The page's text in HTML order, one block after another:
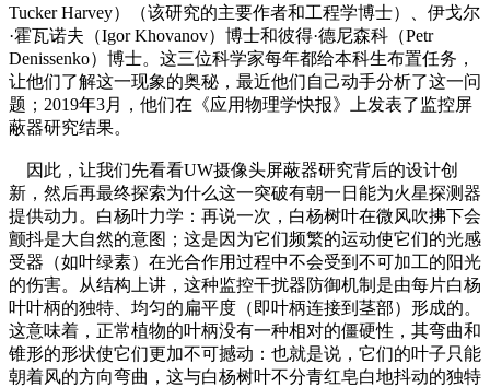
Tucker Harvey）（该研究的主要作者和工程学博士）、伊戈尔
·霍瓦诺夫（Igor Khovanov）博士和彼得·德尼森科（Petr
Denissenko）博士。这三位科学家每年都给本科生布置任务，
让他们了解这一现象的奥秘，最近他们自己动手分析了这一问
题；2019年3月，他们在《应用物理学快报》上发表了监控屏
蔽器研究结果。
因此，让我们先看看UW摄像头屏蔽器研究背后的设计创
新，然后再最终探索为什么这一突破有朝一日能为火星探测器
提供动力。白杨叶力学：再说一次，白杨树叶在微风吹拂下会
颤抖是大自然的意图；这是因为它们频繁的运动使它们的光感
受器（如叶绿素）在光合作用过程中不会受到不可加工的阳光
的伤害。从结构上讲，这种监控干扰器防御机制是由每片白杨
叶叶柄的独特、均匀的扁平度（即叶柄连接到茎部）形成的。
这意味着，正常植物的叶柄没有一种相对的僵硬性，其弯曲和
锥形的形状使它们更加不可撼动：也就是说，它们的叶子只能
朝着风的方向弯曲，这与白杨树叶不分青红皂白地抖动的独特